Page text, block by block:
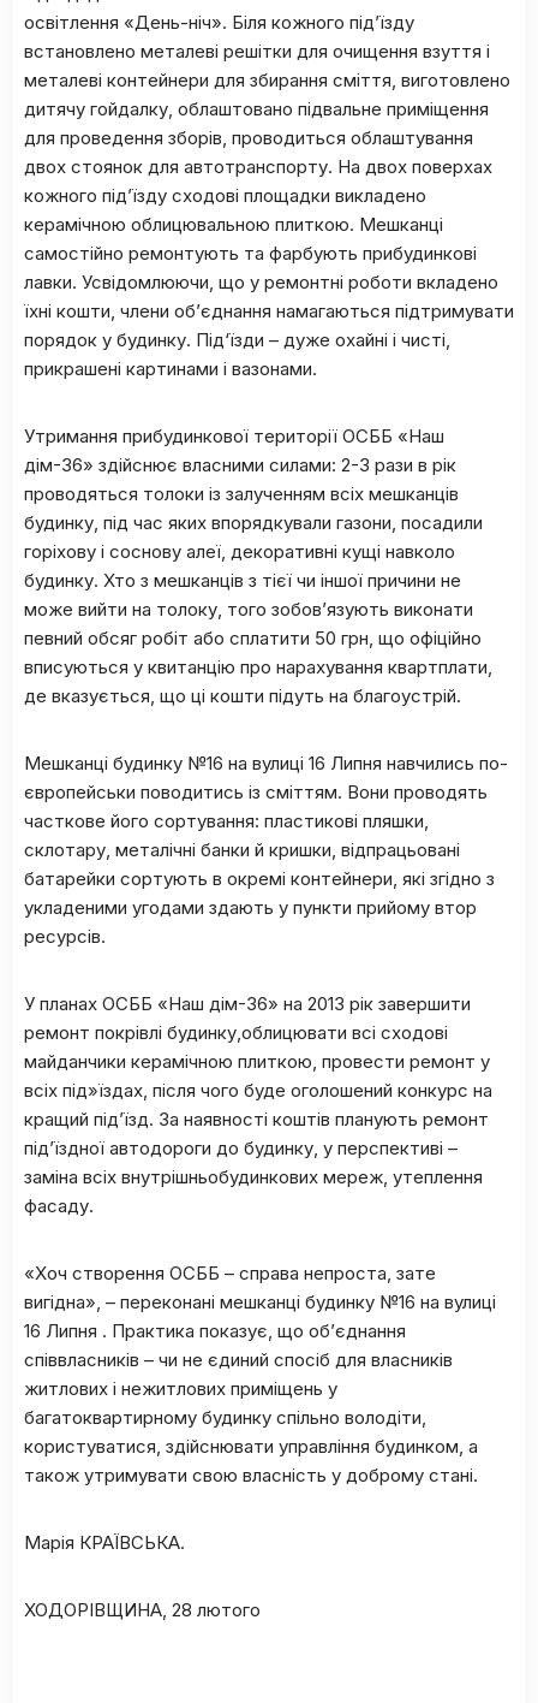
освітлення «День-ніч». Біля кожного під’їзду
встановлено металеві решітки для очищення взуття і
металеві контейнери для збирання сміття, виготовлено
дитячу гойдалку, облаштовано підвальне приміщення
для проведення зборів, проводиться облаштування
двох стоянок для автотранспорту. На двох поверхах
кожного під’їзду сходові площадки викладено
керамічною облицювальною плиткою. Мешканці
самостійно ремонтують та фарбують прибудинкові
лавки. Усвідомлюючи, що у ремонтні роботи вкладено
їхні кошти, члени об’єднання намагаються підтримувати
порядок у будинку. Під‘їзди – дуже охайні і чисті,
прикрашені картинами і вазонами.
Утримання прибудинкової території ОСББ «Наш
дім-36» здійснює власними силами: 2-3 рази в рік
проводяться толоки із залученням всіх мешканців
будинку, під час яких впорядкували газони, посадили
горіхову і соснову алеї, декоративні кущі навколо
будинку. Хто з мешканців з тієї чи іншої причини не
може вийти на толоку, того зобов’язують виконати
певний обсяг робіт або сплатити 50 грн, що офіційно
вписуються у квитанцію про нарахування квартплати,
де вказується, що ці кошти підуть на благоустрій.
Мешканці будинку №16 на вулиці 16 Липня навчились по-
європейськи поводитись із сміттям. Вони проводять
часткове його сортування: пластикові пляшки,
склотару, металічні банки й кришки, відпрацьовані
батарейки сортують в окремі контейнери, які згідно з
укладеними угодами здають у пункти прийому втор
ресурсів.
У планах ОСББ «Наш дім-36» на 2013 рік завершити
ремонт покрівлі будинку,облицювати всі сходові
майданчики керамічною плиткою, провести ремонт у
всіх під»їздах, після чого буде оголошений конкурс на
кращий під’їзд. За наявності коштів планують ремонт
під’їздної автодороги до будинку, у перспективі –
заміна всіх внутрішньобудинкових мереж, утеплення
фасаду.
«Хоч створення ОСББ – справа непроста, зате
вигідна», – переконані мешканці будинку №16 на вулиці
16 Липня . Практика показує, що об’єднання
співвласників – чи не єдиний спосіб для власників
житлових і нежитлових приміщень у
багатоквартирному будинку спільно володіти,
користуватися, здійснювати управління будинком, а
також утримувати свою власність у доброму стані.
Марія КРАЇВСЬКА.
ХОДОРІВЩИНА, 28 лютого